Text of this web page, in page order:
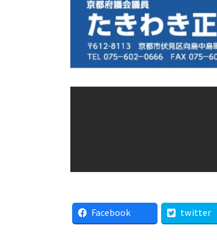
Facebook twitter